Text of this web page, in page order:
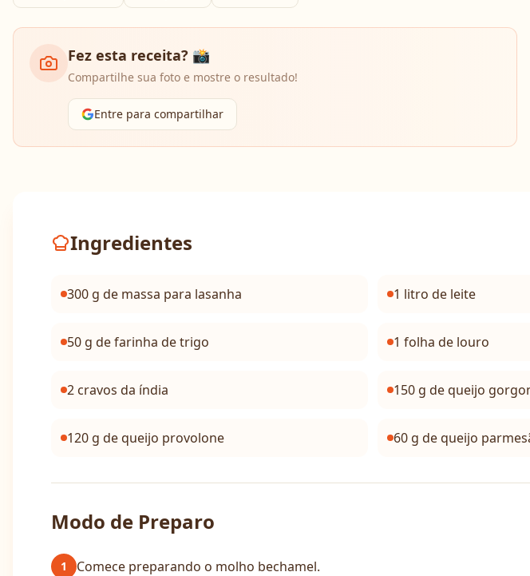
Fez esta receita? 📸
Compartilhe sua foto e mostre o resultado!
Entre para compartilhar
Ingredientes
300 g de massa para lasanha 1 litro de leite
50 g de farinha de trigo 1 folha de louro
2 cravos da índia 150 g de queijo
120 g de queijo provolone 60 g de queijo
Modo de Preparo
1 Comece preparando o molho bechamel.